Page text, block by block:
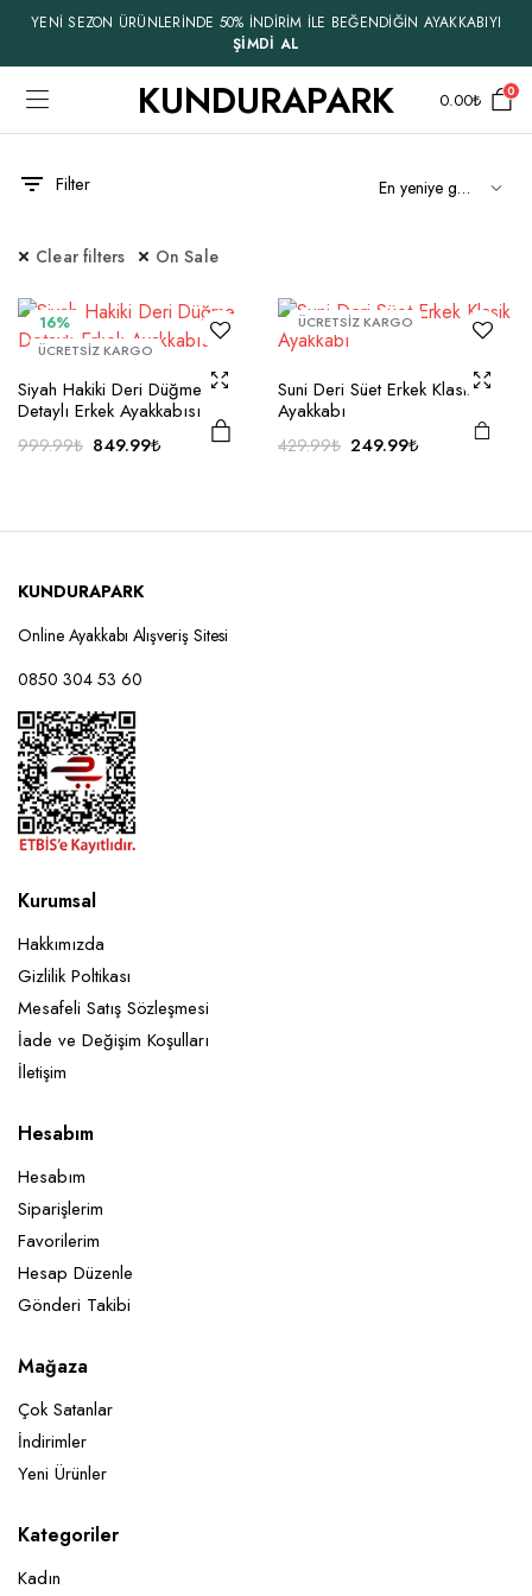
YENİ SEZON ÜRÜNLERİNDE 50% İNDİRİM İLE BEĞENDİĞİN AYAKKABIYI
ŞİMDİ AL
KUNDURAPARK 0.00₺ 0
Filter
Clear filters On Sale
16%
ÜCRETSİZ KARGO
birden fazla
var.
Seçenekler
ürün
sayfasından
seçilebilir
Siyah Hakiki Deri Düğme
Detaylı Erkek Ayakkabısı
999.99₺ Orijinal
849.99₺Şu
ÜCRETSİZ KARGO
var.
Seçenekler
sayfasından
seçilebilir
Suni Deri Süet Erkek Klasik
Ayakkabı
429.99₺ Orijinal
249.99₺Şu
KUNDURAPARK
Online Ayakkabı Alışveriş Sitesi
0850 304 53 60
Kurumsal
Hakkımızda
Gizlilik Poltikası
Mesafeli Satış Sözleşmesi
İade ve Değişim Koşulları
İletişim
Hesabım
Hesabım
Siparişlerim
Favorilerim
Hesap Düzenle
Gönderi Takibi
Mağaza
Çok Satanlar
İndirimler
Yeni Ürünler
Kategoriler
Kadın